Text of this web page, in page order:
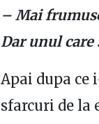
– Mai
Dar unul care
Apai dupa
sfarcuri de la